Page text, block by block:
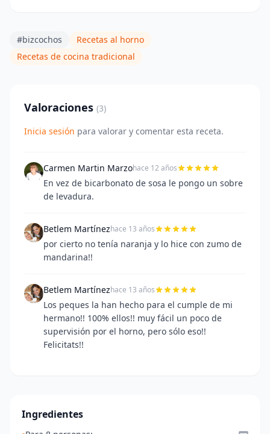
#bizcochos
Recetas al horno
Recetas de cocina tradicional
Valoraciones (3)
Inicia sesión para valorar y comentar esta receta.
Carmen Martin Marzohace 12 años
En vez de bicarbonato de sosa le pongo un sobre
de levadura.
Betlem Martínezhace 13 años
por cierto no tenía naranja y lo hice con zumo de
mandarina!!
Betlem Martínezhace 13 años
Los peques la han hecho para el cumple de mi
hermano!! 100% ellos!! muy fácil un poco de
supervisión por el horno, pero sólo eso!!
Felicitats!!
Ingredientes